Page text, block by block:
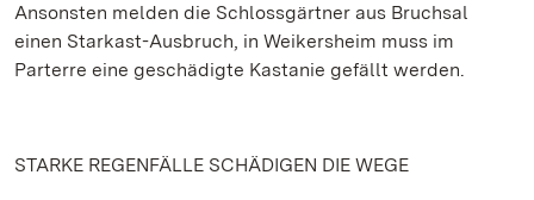
Ansonsten melden die Schlossgärtner aus Bruchsal
einen Starkast-Ausbruch, in Weikersheim muss im
Parterre eine geschädigte Kastanie gefällt werden.
STARKE REGENFÄLLE SCHÄDIGEN DIE WEGE